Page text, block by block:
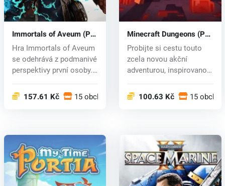
Immortals of Aveum (PC)
key
Hra Immortals of Aveum
se odehrává z podmanivé
perspektivy první osoby.
157.61 Kč 15 obchodech
Minecraft Dungeons (PC)
key
Probijte si cestu touto
zcela novou akční
adventurou, inspirovanou
100.63 Kč 15